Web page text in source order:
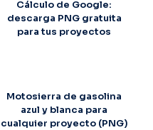
Cálculo de Google:
descarga PNG gratuita
para tus proyectos
Motosierra de gasolina
azul y blanca para
cualquier proyecto (PNG)